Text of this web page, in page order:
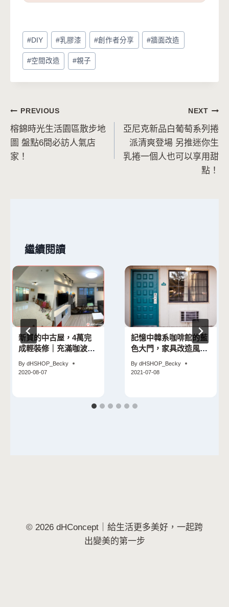
Post
Tags:
#DIY #乳膠漆 #創作者分享 #牆面改造
#空間改造 #親子
文
章
導
PREVIOUS
榕錦時光生活園區散步地
圖 盤點6間必訪人氣店
家！
NEXT
亞尼克新品白葡萄系列捲
派清爽登場 另推迷你生
乳捲一個人也可以享用甜
點！
繼續閱讀
新買的中古屋，4萬完
成輕裝修｜充滿咖波的
By dHSHOP_Becky
2020-08-07
記憶中韓系咖啡館的藍
色大門，家具改造風格
DIY把家裡大門換新色
By dHSHOP_Becky
2021-07-08
© 2026 dHConcept｜給生活更多美好，一起跨
出變美的第一步